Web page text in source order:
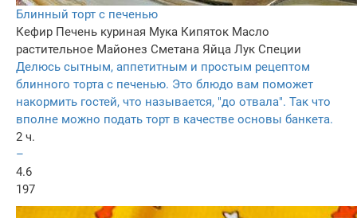
Блинный торт с печенью
Кефир Печень куриная Мука Кипяток Масло
растительное Майонез Сметана Яйца Лук Специи
Делюсь сытным, аппетитным и простым рецептом
блинного торта с печенью. Это блюдо вам поможет
накормить гостей, что называется, "до отвала". Так что
вполне можно подать торт в качестве основы банкета.
2 ч.
–
4.6
197